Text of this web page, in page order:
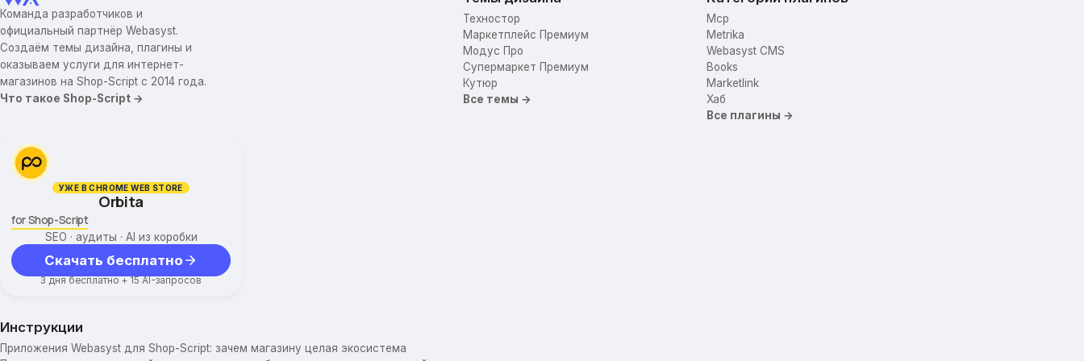
Команда разработчиков и
официальный партнёр Webasyst.
Создаём темы дизайна, плагины и
оказываем услуги для интернет-
магазинов на Shop-Script с 2014 года.
Что такое Shop-Script →
УЖЕ В CHROME WEB STORE
Orbita
for Shop-Script
SEO · аудиты · AI из коробки
Скачать бесплатно
3 дня бесплатно + 15 AI-запросов
Техностор
Маркетплейс Премиум
Модус Про
Супермаркет Премиум
Кутюр
Все темы →
Mcp
Metrika
Webasyst CMS
Books
Marketlink
Хаб
Все плагины →
Инструкции
Приложения Webasyst для Shop-Script: зачем магазину целая экосистема